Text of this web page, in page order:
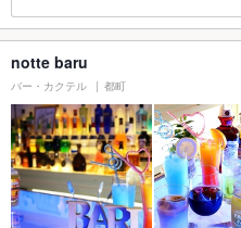
notte baru
バー・カクテル 都町